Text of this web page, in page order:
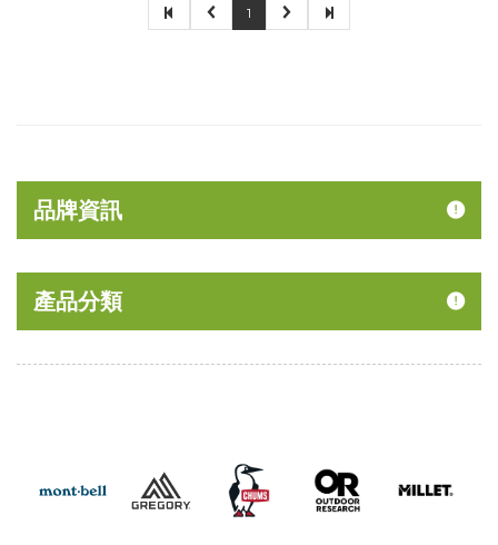
1
品牌資訊
產品分類